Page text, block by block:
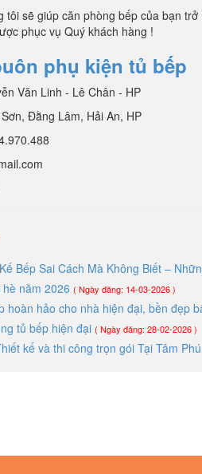
tôi sẽ giúp căn phòng bếp của bạn
phục vụ Quý khách hàng !
phụ kiện tủ bếp
Văn Linh - Lê Chân - HP
Đằng Lâm, Hải An, HP
Bếp Sai Cách Mà Không Biết –
năm 2026 ( Ngày đăng: 14-03-2026 )
hoàn hảo cho nhà hiện đại, bền đẹp
tủ bếp hiện đại ( Ngày đăng: 28-02-2026 )
kế và thi công trọn gói Tại Tâm